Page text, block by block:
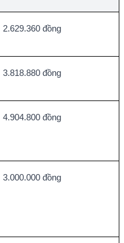
2.629.360 đồng
3.818.880 đồng
4.904.800 đồng
3.000.000 đồng